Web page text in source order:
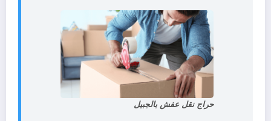
حراج نقل عفش بالجبيل